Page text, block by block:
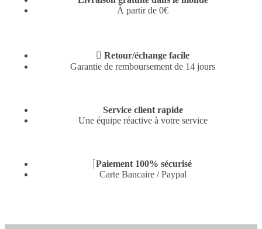
À partir de 0€
Retour/échange facile
Garantie de remboursement de 14 jours
Service client rapide
Une équipe réactive à votre service
Paiement 100% sécurisé
Carte Bancaire / Paypal